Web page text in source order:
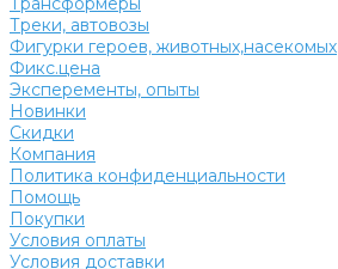
Треки, автовозы
Фигурки героев, животных,насекомых
Фикс.цена
Эксперементы, опыты
Новинки
Скидки
Компания
Политика конфиденциальности
Помощь
Покупки
Условия оплаты
Условия доставки